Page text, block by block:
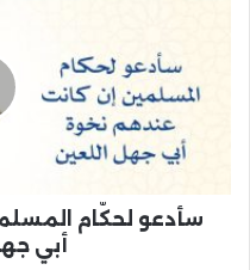
سأدعو لحكّام
أبي